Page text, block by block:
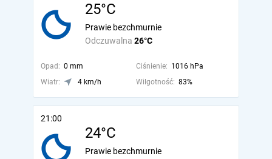
25°C
Odczuwalna 26°C
Prawie bezchmurnie
Opad: 0 mm Ciśnienie: 1016 hPa
Wiatr:
4 km/h Wilgotność: 83%
21:00
24°C
Prawie bezchmurnie